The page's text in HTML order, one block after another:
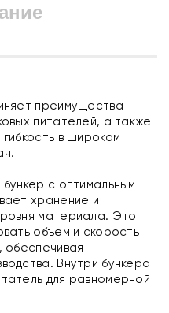
преимущества
питателей, а также
в широком
с оптимальным
хранение и
материала. Это
объем и скорость
обеспечивая
Внутри бункера
для равномерной